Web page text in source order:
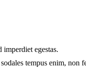
egestas.
tempus enim, non